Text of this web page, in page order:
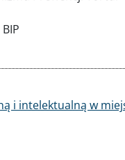
i intelektualną w